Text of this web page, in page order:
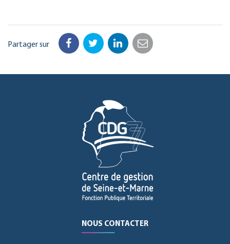
Partager sur Facebook
TwitterLinkedIn
Email
NOUS CONTACTER